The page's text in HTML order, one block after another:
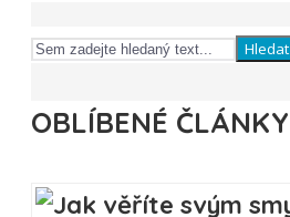
Hledat
OBLÍBENÉ ČLÁNKY